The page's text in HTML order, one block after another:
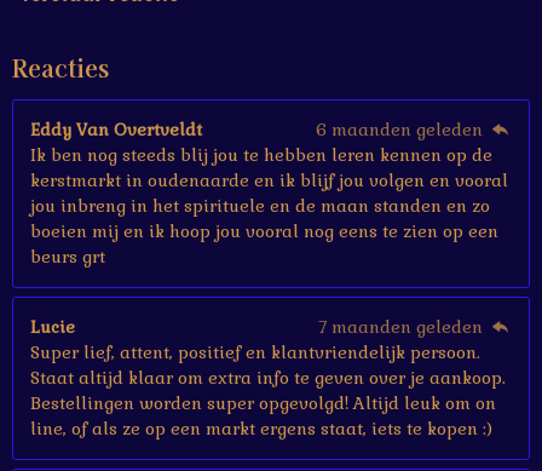
r
r
Reacties
Eddy Van Overtveldt
6 maanden geleden
Ik ben nog steeds blij jou te hebben leren kennen op de
kerstmarkt in oudenaarde en ik blijf jou volgen en vooral
jou inbreng in het spirituele en de maan standen en zo
boeien mij en ik hoop jou vooral nog eens te zien op een
beurs grt
Lucie
7 maanden geleden
Super lief, attent, positief en klantvriendelijk persoon.
Staat altijd klaar om extra info te geven over je aankoop.
Bestellingen worden super opgevolgd! Altijd leuk om on
line, of als ze op een markt ergens staat, iets te kopen :)